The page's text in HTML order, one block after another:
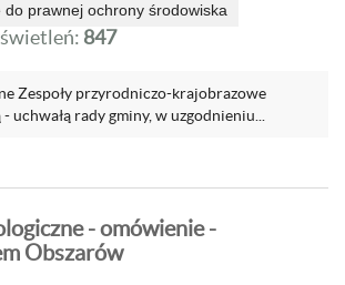
do prawnej ochrony środowiska
847
Zespoły przyrodniczo-krajobrazowe
uchwałą rady gminy, w uzgodnieniu...
- omówienie -
Obszarów